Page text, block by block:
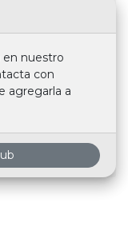
en nuestro
con
agregarla a